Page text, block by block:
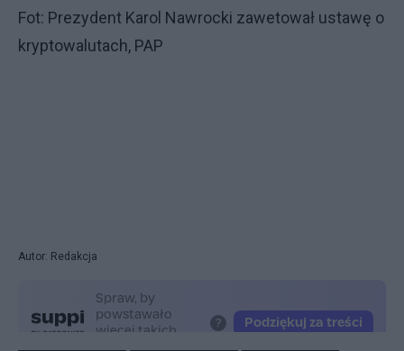
Fot: Prezydent Karol Nawrocki zawetował ustawę o
kryptowalutach, PAP
Autor: Redakcja